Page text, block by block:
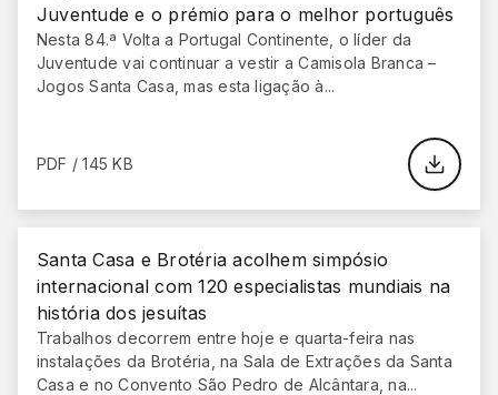
Juventude e o prémio para o melhor português
Nesta 84.ª Volta a Portugal Continente, o líder da
Juventude vai continuar a vestir a Camisola Branca –
Jogos Santa Casa, mas esta ligação à...
PDF / 145 KB
Santa Casa e Brotéria acolhem simpósio
internacional com 120 especialistas mundiais na
história dos jesuítas
Trabalhos decorrem entre hoje e quarta-feira nas
instalações da Brotéria, na Sala de Extrações da Santa
Casa e no Convento São Pedro de Alcântara, na...